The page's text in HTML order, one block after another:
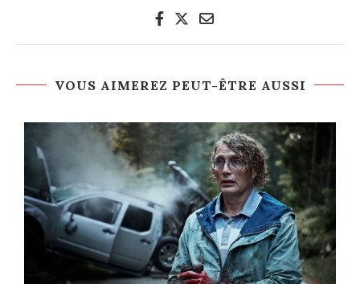
VOUS AIMEREZ PEUT-ÊTRE AUSSI